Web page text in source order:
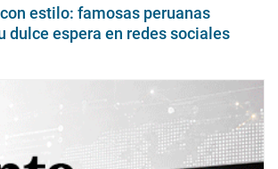
estilo: famosas peruanas
dulce espera en redes sociales